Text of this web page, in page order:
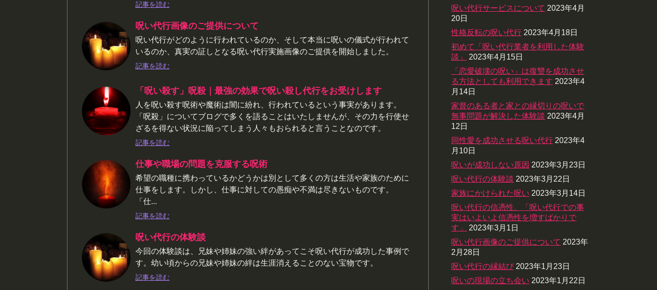
記事を読む
呪い代行画像のご提供について
呪い代行がどのように行われているのか、そして本当に呪いの儀式が行われて
いるのか、真実の証しとなる呪い代行実施画像のご提供を開始しました。
記事を読む
「呪い殺す」呪殺｜最強の効果で呪い殺し代行をお受けします
人を呪い殺す呪術や魔術は闇に紛れ、行われているという事実があります。
「呪殺」についてブログで多くを語ることはいたしませんが、その力を行使せ
ざるを得ない状況に陥ってしまう人々もおられると言うことなのです。
記事を読む
仕事や職場の問題を克服する呪術
希望の職種に携わっているかどうかは別として多くの方は生活や家族のために
仕事をします。しかし、仕事に対しての愚痴や不満は尽きないものです。
「仕...
記事を読む
呪い代行の体験談
今回の体験談は、兄妹や姉妹の強い絆があってこそ呪い代行が成功した事例で
す。幼い頃からの兄妹や姉妹の絆は生涯消えることのない宝物です。
記事を読む
呪い代行サービスについて 2023年4月
20日
性格反転の呪い代行 2023年4月18日
初めて「呪い代行業者を利用した体験
談」
2023年4月15日
「恋愛破壊の呪い」は復讐を成功させ
る方法としても利用できます 2023年4
月14日
家督のある者と家との縁切りの呪いで
無事問題が解決した体験談 2023年4月
12日
同性愛を成功させる呪い代行 2023年4
月10日
呪いが成功しない原因 2023年3月23日
呪い代行の体験談 2023年3月22日
家族にかけられた呪い 2023年3月14日
呪い代行の信憑性、「呪い代行での事
実はいよいよ信憑性を増すばかりで
す」
2023年3月1日
呪い代行画像のご提供について 2023年
2月28日
呪い代行の縁結び 2023年1月23日
呪いの現場の立ち会い 2023年1月22日